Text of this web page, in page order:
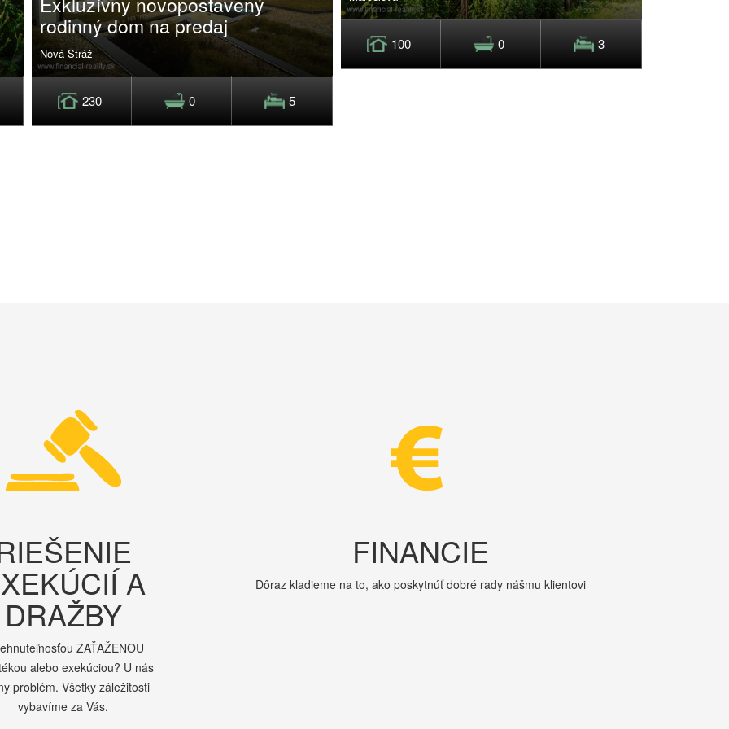
rodinný dom na predaj
Nová Stráž
230 0 5
100 0 3
A
DRAŽBY
ZAŤAŽENOU
alebo exekúciou? U nás
problém. Všetky záležitosti
vybavíme za Vás.
FINANCIE
Dôraz kladieme na to, ako poskytnúť dobré rady nášmu klientovi